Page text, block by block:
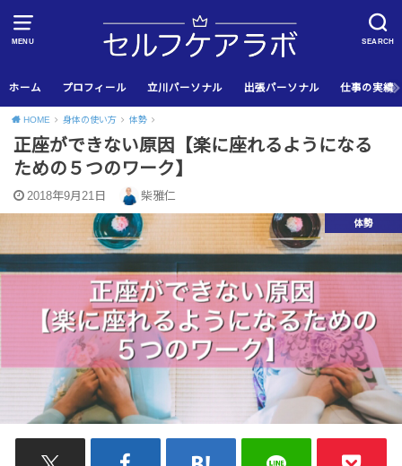
MENU SEARCH
ホーム プロフィール 立川パーソナル 出張パーソナル 仕事の実績
HOME 身体の使い方 体勢
正座ができない原因【楽に座れるようになる
ための５つのワーク】
2018年9月21日 柴雅仁
体勢